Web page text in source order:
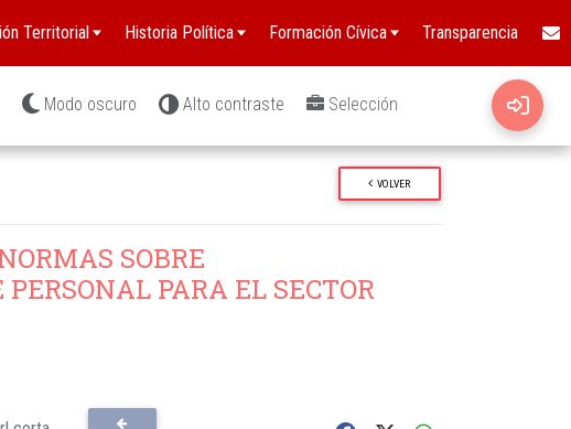
Territorial Historia Política Formación Cívica Transparencia
Modo oscuro Alto contraste Selección
VOLVER
SOBRE
PARA EL SECTOR